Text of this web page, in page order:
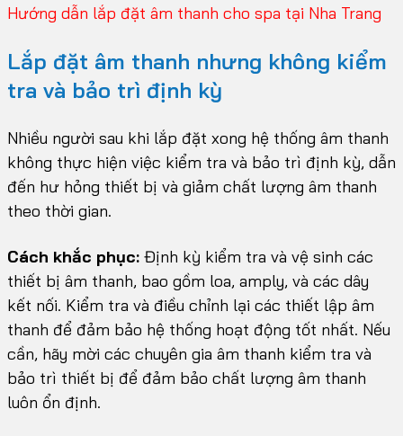
Hướng dẫn lắp đặt âm thanh cho spa tại Nha Trang
Lắp đặt âm thanh nhưng không kiểm
tra và bảo trì định kỳ
Nhiều người sau khi lắp đặt xong hệ thống âm thanh
không thực hiện việc kiểm tra và bảo trì định kỳ, dẫn
đến hư hỏng thiết bị và giảm chất lượng âm thanh
theo thời gian.
Cách khắc phục: Định kỳ kiểm tra và vệ sinh các
thiết bị âm thanh, bao gồm loa, amply, và các dây
kết nối. Kiểm tra và điều chỉnh lại các thiết lập âm
thanh để đảm bảo hệ thống hoạt động tốt nhất. Nếu
cần, hãy mời các chuyên gia âm thanh kiểm tra và
bảo trì thiết bị để đảm bảo chất lượng âm thanh
luôn ổn định.